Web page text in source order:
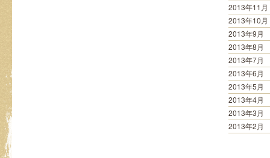
2013年11月
2013年10月
2013年9月
2013年8月
2013年7月
2013年6月
2013年5月
2013年4月
2013年3月
2013年2月